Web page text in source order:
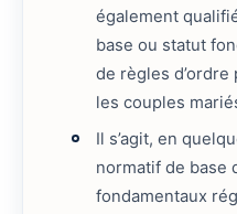
également
base ou statut
de règles
les couples
Il s’agit, en
normatif de base
fondamentaux